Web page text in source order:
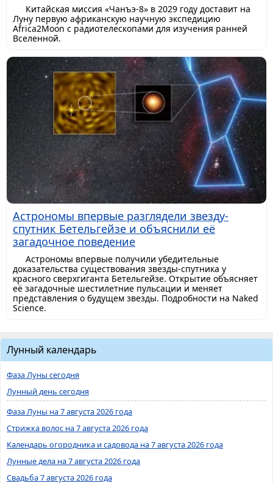
Китайская миссия «Чанъэ-8» в 2029 году доставит на
Луну первую африканскую научную экспедицию
Africa2Moon с радиотелескопами для изучения ранней
Вселенной.
Астрономы впервые разглядели звезду-
спутник Бетельгейзе и объяснили её
загадочное поведение
Астрономы впервые получили убедительные
доказательства существования звезды-спутника у
красного сверхгиганта Бетельгейзе. Открытие объясняет
её загадочные шестилетние пульсации и меняет
представления о будущем звезды. Подробности на Naked
Science.
Лунный календарь
Фаза Луны сегодня
Лунный день сегодня
Фаза Луны на 7 августа 2026 года
Стрижка волос на 7 августа 2026 года
Календарь огородника и садовода на 7 августа 2026 года
Лунные дела на 7 августа 2026 года
Свадьба 7 августа 2026 года